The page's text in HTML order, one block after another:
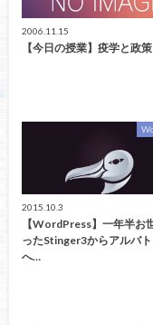
2006.11.15
【今日の授業】疫学と政策
2015.10.3
【WordPress】一年半お
ったStinger3からアルバ
へ…